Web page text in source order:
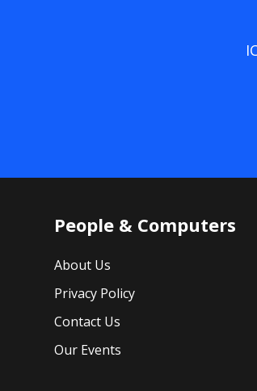
People & Computers
About Us
Privacy Policy
Contact Us
Our Events